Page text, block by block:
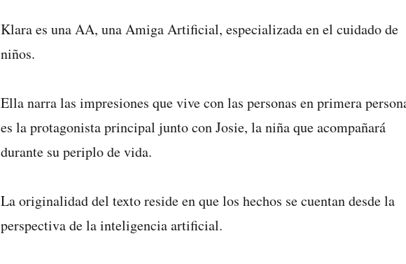
Klara es una AA, una Amiga Artificial, especializada en el cuidado de
niños.
Ella narra las impresiones que vive con las personas en primera
es la protagonista principal junto con Josie, la niña que acompañará
durante su periplo de vida.
La originalidad del texto reside en que los hechos se cuentan desde la
perspectiva de la inteligencia artificial.